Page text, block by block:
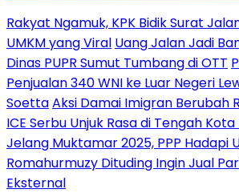
Rakyat Ngamuk, KPK Bidik Surat
UMKM yang Viral Uang Jalan Jadi
Dinas PUPR Sumut Tumbang di OTT
Penjualan 340 WNI ke Luar Negeri
SoettaAksi Damai Imigran Berubah
ICE Serbu Unjuk Rasa di Tengah
Jelang Muktamar 2025, PPP Hadapi
Romahurmuzy Dituding Ingin Jual
Eksternal